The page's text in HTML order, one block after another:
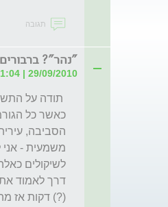
תגובה
"נהר"?
29/09/2010 | 11:04 | מאת: צחי